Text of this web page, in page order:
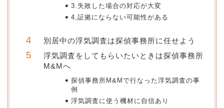
3.失敗した場合の対応が大変
4,証拠にならない可能性がある
別居中の浮気調査は探偵事務所に任せよう
浮気調査をしてもらいたいときは探偵事務所
M&Mへ
探偵事務所M&Mで行なった浮気調査の事
例
浮気調査に使う機材に自信あり